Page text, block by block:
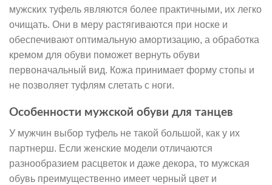
мужских туфель являются более практичными, их легко
очищать. Они в меру растягиваются при носке и
обеспечивают оптимальную амортизацию, а обработка
кремом для обуви поможет вернуть обуви
первоначальный вид. Кожа принимает форму стопы и
не позволяет туфлям слетать с ноги.
Особенности мужской обуви для танцев
У мужчин выбор туфель не такой большой, как у их
партнерш. Если женские модели отличаются
разнообразием расцветок и даже декора, то мужская
обувь преимущественно имеет черный цвет и